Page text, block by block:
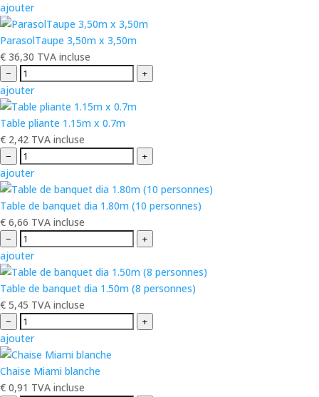
ajouter
ParasolTaupe 3,50m x 3,50m
€ 36,30 TVA incluse
− +
ajouter
Table pliante 1.15m x 0.7m
€ 2,42 TVA incluse
− +
ajouter
Table de banquet dia 1.80m (10 personnes)
€ 6,66 TVA incluse
− +
ajouter
Table de banquet dia 1.50m (8 personnes)
€ 5,45 TVA incluse
− +
ajouter
Chaise Miami blanche
€ 0,91 TVA incluse